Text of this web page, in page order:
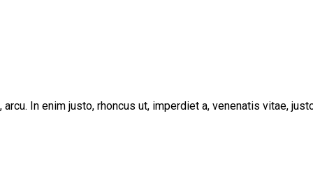
In enim justo, rhoncus ut, imperdiet a, venenatis vitae,